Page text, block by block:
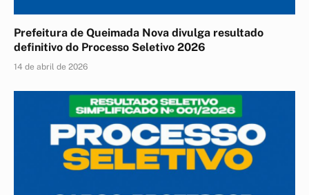
Prefeitura de Queimada Nova divulga resultado
definitivo do Processo Seletivo 2026
14 de abril de 2026